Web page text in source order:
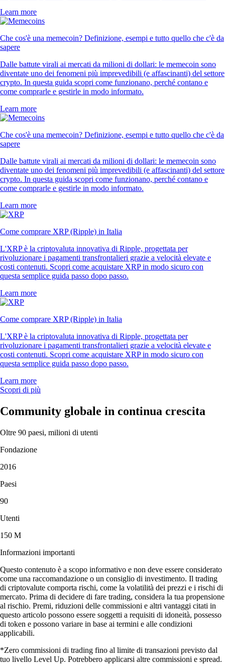
Learn more
Che cos'è una memecoin? Definizione, esempi e tutto quello che c'è da
sapere
Dalle battute virali ai mercati da milioni di dollari: le memecoin sono
diventate uno dei fenomeni più imprevedibili (e affascinanti) del settore
crypto. In questa guida scopri come funzionano, perché contano e
come comprarle e gestirle in modo informato.
Learn more
Che cos'è una memecoin? Definizione, esempi e tutto quello che c'è da
sapere
Dalle battute virali ai mercati da milioni di dollari: le memecoin sono
diventate uno dei fenomeni più imprevedibili (e affascinanti) del settore
crypto. In questa guida scopri come funzionano, perché contano e
come comprarle e gestirle in modo informato.
Learn more
Come comprare XRP (Ripple) in Italia
L'XRP è la criptovaluta innovativa di Ripple, progettata per
rivoluzionare i pagamenti transfrontalieri grazie a velocità elevate e
costi contenuti. Scopri come acquistare XRP in modo sicuro con
questa semplice guida passo dopo passo.
Learn more
Come comprare XRP (Ripple) in Italia
L'XRP è la criptovaluta innovativa di Ripple, progettata per
rivoluzionare i pagamenti transfrontalieri grazie a velocità elevate e
costi contenuti. Scopri come acquistare XRP in modo sicuro con
questa semplice guida passo dopo passo.
Learn more
Scopri di più
Community globale in continua crescita
Oltre 90 paesi, milioni di utenti
Fondazione
2016
Paesi
90
Utenti
150 M
Informazioni importanti
Questo contenuto è a scopo informativo e non deve essere considerato
come una raccomandazione o un consiglio di investimento. Il trading
di criptovalute comporta rischi, come la volatilità dei prezzi e i rischi di
mercato. Prima di decidere di fare trading, considera la tua propensione
al rischio. Premi, riduzioni delle commissioni e altri vantaggi citati in
questo articolo possono essere soggetti a requisiti di idoneità, possesso
di token e possono variare in base ai termini e alle condizioni
applicabili.
*Zero commissioni di trading fino al limite di transazioni previsto dal
tuo livello Level Up. Potrebbero applicarsi altre commissioni e spread.